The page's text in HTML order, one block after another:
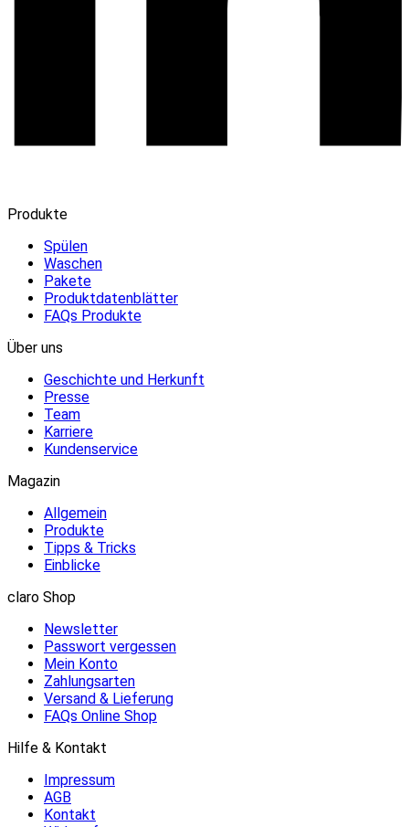
Produkte
Spülen
Waschen
Pakete
Produktdatenblätter
FAQs Produkte
Über uns
Geschichte und Herkunft
Presse
Team
Karriere
Kundenservice
Magazin
Allgemein
Produkte
Tipps & Tricks
Einblicke
claro Shop
Newsletter
Passwort vergessen
Mein Konto
Zahlungsarten
Versand & Lieferung
FAQs Online Shop
Hilfe & Kontakt
Impressum
AGB
Kontakt